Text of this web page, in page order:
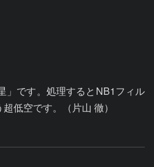
」です。処理するとNB1フィル
低空です。（片山 徹）